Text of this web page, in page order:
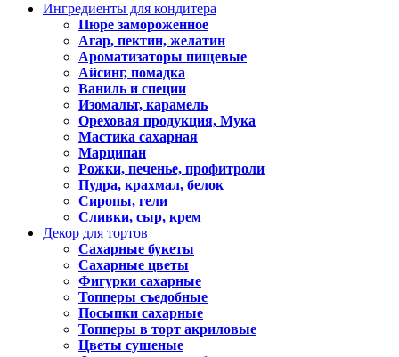
Ингредиенты для кондитера
Пюре замороженное
Агар, пектин, желатин
Ароматизаторы пищевые
Айсинг, помадка
Ваниль и специи
Изомальт, карамель
Ореховая продукция, Мука
Мастика сахарная
Марципан
Рожки, печенье, профитроли
Пудра, крахмал, белок
Сиропы, гели
Сливки, сыр, крем
Декор для тортов
Сахарные букеты
Сахарные цветы
Фигурки сахарные
Топперы съедобные
Посыпки сахарные
Топперы в торт акриловые
Цветы сушеные